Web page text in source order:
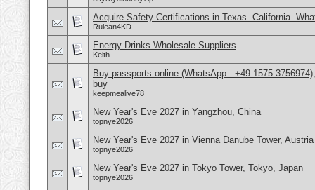
Acquire Safety Certifications in Texas. California.
Rulean4KD
Energy Drinks Wholesale Suppliers
Keith
Buy passports online (WhatsApp : +49 1575
buy
keepmealive78
New Year's Eve 2027 in Yangzhou, China
topnye2026
New Year's Eve 2027 in Vienna Danube Tower, Austria
topnye2026
New Year's Eve 2027 in Tokyo Tower, Tokyo, Japan
topnye2026